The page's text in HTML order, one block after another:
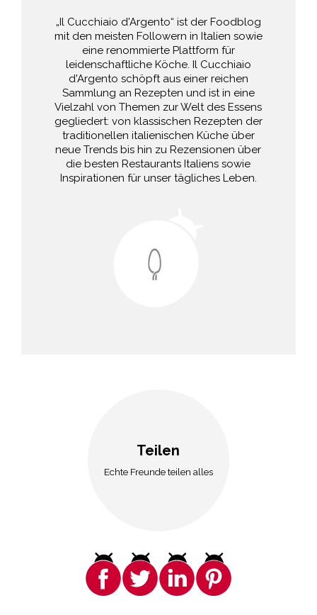
„Il Cucchiaio d'Argento“ ist der Foodblog
mit den meisten Followern in Italien sowie
eine renommierte Plattform für
leidenschaftliche Köche. Il Cucchiaio
d'Argento schöpft aus einer reichen
Sammlung an Rezepten und ist in eine
Vielzahl von Themen zur Welt des Essens
gegliedert: von klassischen Rezepten der
traditionellen italienischen Küche über
neue Trends bis hin zu Rezensionen über
die besten Restaurants Italiens sowie
Inspirationen für unser tägliches Leben.
Teilen
Echte Freunde teilen alles